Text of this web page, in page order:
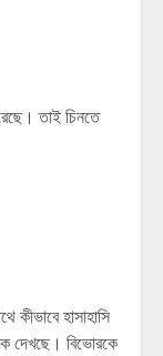
তাই চিনতে
কীভাবে হাসাহাসি
দেখছে। বিভোরকে